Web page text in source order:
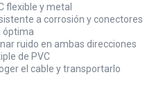
flexible y metal
a corrosión y conectores
óptima
ruido en ambas direcciones
de PVC
el cable y transportarlo